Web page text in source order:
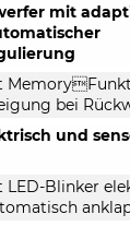
mit
bei
und
Blinker